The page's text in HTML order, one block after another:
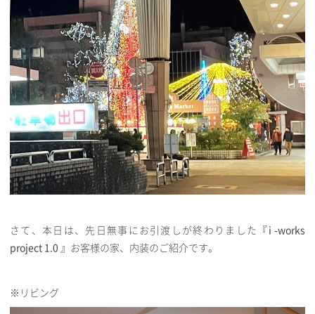
さて、本日は、先日無事にお引渡しが終わりました
『i -works
project 1.0 』 お客様の家、内装のご紹介です。
※リビング